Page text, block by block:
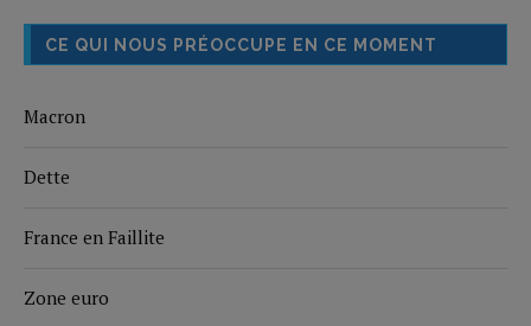
CE QUI NOUS PRÉOCCUPE EN CE MOMENT
Macron
Dette
France en Faillite
Zone euro